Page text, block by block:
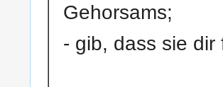
Gehorsams;
- gib, dass sie